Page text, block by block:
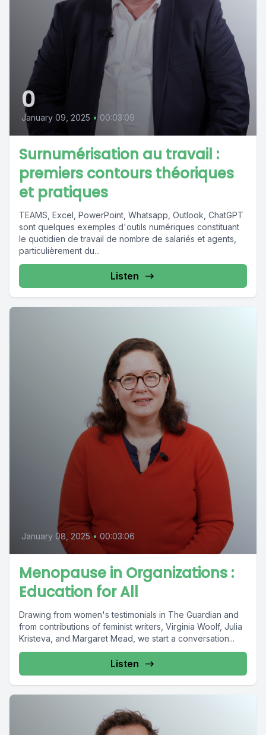
0
January 09, 2025 • 00:03:09
Surnumérisation au travail :
premiers contours théoriques
et pratiques
TEAMS, Excel, PowerPoint, Whatsapp, Outlook, ChatGPT
sont quelques exemples d'outils numériques constituant
le quotidien de travail de nombre de salariés et agents,
particulièrement du...
Listen
January 08, 2025 • 00:03:06
Menopause in Organizations :
Education for All
Drawing from women's testimonials in The Guardian and
from contributions of feminist writers, Virginia Woolf, Julia
Kristeva, and Margaret Mead, we start a conversation...
Listen